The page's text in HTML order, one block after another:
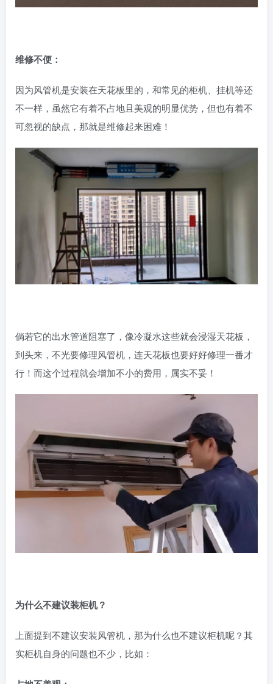
维修不便：
因为风管机是安装在天花板里的，和常见的柜机、挂机等还
不一样，虽然它有着不占地且美观的明显优势，但也有着不
可忽视的缺点，那就是维修起来困难！
倘若它的出水管道阻塞了，像冷凝水这些就会浸湿天花板，
到头来，不光要修理风管机，连天花板也要好好修理一番才
行！而这个过程就会增加不小的费用，属实不妥！
为什么不建议装柜机？
上面提到不建议安装风管机，那为什么也不建议柜机呢？其
实柜机自身的问题也不少，比如：